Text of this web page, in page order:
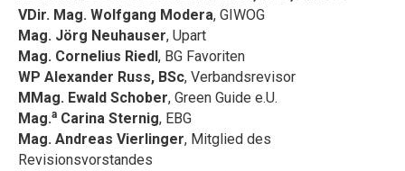
VDir. Mag. Wolfgang Modera, GIWOG
Mag. Jörg Neuhauser, Upart
Mag. Cornelius Riedl , BG Favoriten
WP Alexander Russ, BSc, Verbandsrevisor
MMag. Ewald Schober, Green Guide e.U.
Mag.a Carina Sternig, EBG
Mag. Andreas Vierlinger, Mitglied des
Revisionsvorstandes